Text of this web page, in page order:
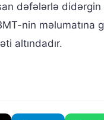
dəfələrlə didərgin
nin məlumatına
altındadır.